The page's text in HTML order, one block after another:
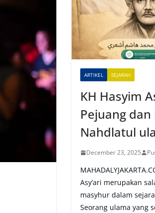
ARTIKEL SEJARAH
KH Hasyim
Pejuang
Nahdlatul
December 23, 2025
Asy’ari merupakan
masyhur dalam
Seorang ulama yang